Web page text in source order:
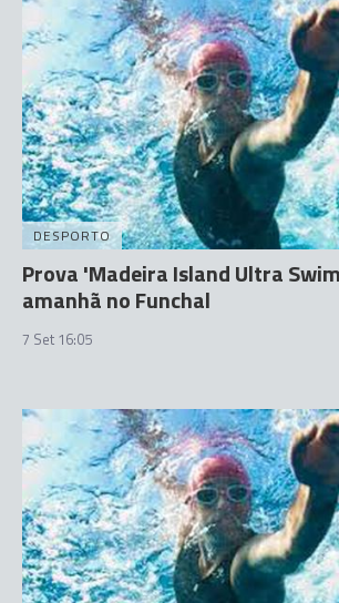
DESPORTO
Prova 'Madeira Island Ultra
amanhã no Funchal
7 Set 16:05